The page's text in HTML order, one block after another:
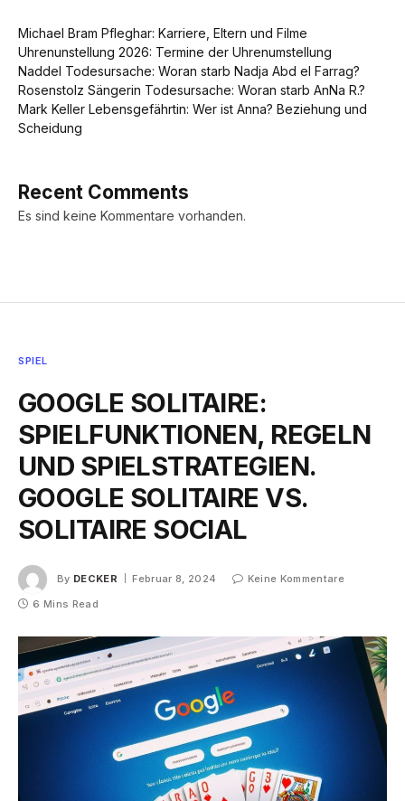
Michael Bram Pfleghar: Karriere, Eltern und Filme
Uhrenunstellung 2026: Termine der Uhrenumstellung
Naddel Todesursache: Woran starb Nadja Abd el Farrag?
Rosenstolz Sängerin Todesursache: Woran starb AnNa R.?
Mark Keller Lebensgefährtin: Wer ist Anna? Beziehung und
Scheidung
Recent Comments
Es sind keine Kommentare vorhanden.
SPIEL
GOOGLE SOLITAIRE:
SPIELFUNKTIONEN, REGELN
UND SPIELSTRATEGIEN.
GOOGLE SOLITAIRE VS.
SOLITAIRE SOCIAL
By DECKER Februar 8, 2024
Keine Kommentare
6 Mins Read